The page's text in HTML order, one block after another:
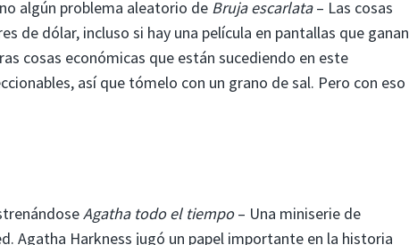
algún problema aleatorio de Bruja escarlata– Las cosas
de dólar, incluso si hay una película en pantallas que ganan
cosas económicas que están sucediendo en este
así que tómelo con un grano de sal. Pero con eso
Agatha todo el tiempo– Una miniserie de
Agatha Harkness jugó un papel importante en la historia